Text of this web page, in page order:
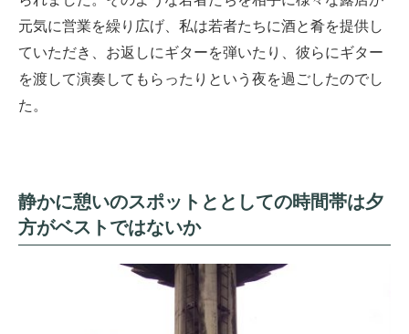
元気に営業を繰り広げ、私は若者たちに酒と肴を提供し
ていただき、お返しにギターを弾いたり、彼らにギター
を渡して演奏してもらったりという夜を過ごしたのでし
た。
静かに憩いのスポットととしての時間帯は夕
方がベストではないか